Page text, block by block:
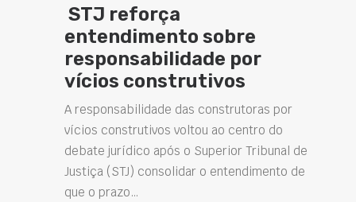
sobre
por
construtoras por
ao centro do
Superior Tribunal de
o entendimento de
Concretos
especiais elevam
desempenho das
estruturas e
novas soluções na
construção civil
Projetar estruturas mais
intervenções de manutenção e